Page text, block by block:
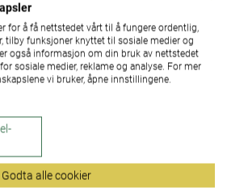
for å få nettstedet vårt til å fungere ordentlig,
tilby funksjoner knyttet til sosiale medier og
også informasjon om din bruk av nettstedet
sosiale medier, reklame og analyse. For mer
vi bruker, åpne innstillingene.
Godta alle cookier